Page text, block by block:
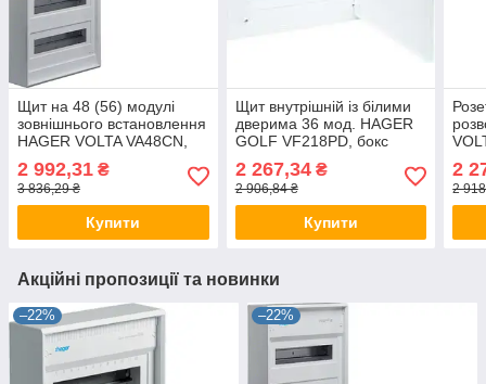
Щит на 48 (56) модулі
зовнішнього встановлення
HAGER VOLTA VA48CN,
розподільна (Smart
Rozetka)
2 992,31 ₴
3 836,29 ₴
Купити
Щит внутрішній із білими
дверима 36 мод. HAGER
GOLF VF218PD, бокс
(Smart Rozetka)
2 267,34₴
2 906,84 ₴
Купити
2
2
Акційні пропозиції та новинки
–22% –22%